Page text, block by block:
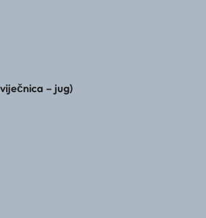
– jug)